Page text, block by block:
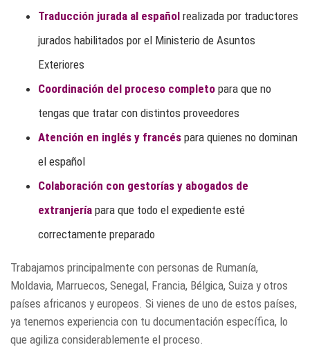
Traducción jurada al españolrealizada por traductores
jurados habilitados por el Ministerio de Asuntos
Exteriores
Coordinación del proceso completopara que no
tengas que tratar con distintos proveedores
Atención en inglés y francéspara quienes no dominan
el español
Colaboración con gestorías y abogados de
extranjeríapara que todo el expediente esté
correctamente preparado
Trabajamos principalmente con personas de Rumanía,
Moldavia, Marruecos, Senegal, Francia, Bélgica, Suiza y otros
países africanos y europeos. Si vienes de uno de estos países,
ya tenemos experiencia con tu documentación específica, lo
que agiliza considerablemente el proceso.